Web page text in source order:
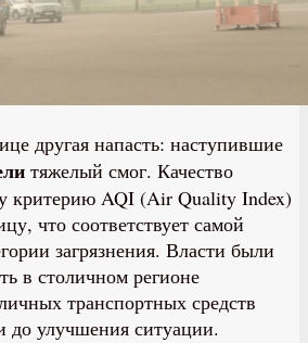
другая напасть: наступившие
тяжелый смог. Качество
критерию AQI (Air Quality Index)
что соответствует самой
загрязнения. Власти были
в столичном регионе
транспортных средств
до улучшения ситуации.